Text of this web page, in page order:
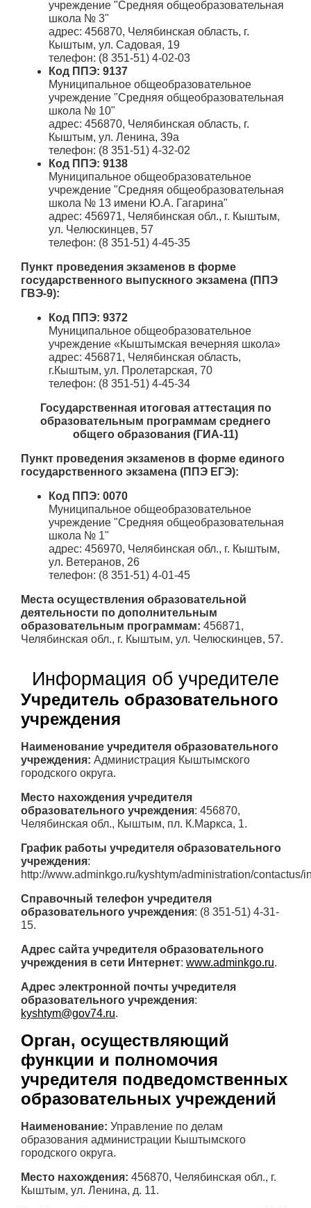
учреждение "Средняя общеобразовательная
школа № 3"
адрес: 456870, Челябинская область, г.
Кыштым, ул. Садовая, 19
телефон: (8 351-51) 4-02-03
Код ППЭ: 9137
Муниципальное общеобразовательное
учреждение "Средняя общеобразовательная
школа № 10"
адрес: 456870, Челябинская область, г.
Кыштым, ул. Ленина, 39а
телефон: (8 351-51) 4-32-02
Код ППЭ: 9138
Муниципальное общеобразовательное
учреждение "Средняя общеобразовательная
школа № 13 имени Ю.А. Гагарина"
адрес: 456971, Челябинская обл., г. Кыштым,
ул. Челюскинцев, 57
телефон: (8 351-51) 4-45-35
Пункт проведения экзаменов в форме
государственного выпускного экзамена (ППЭ
ГВЭ-9):
Код ППЭ: 9372
Муниципальное общеобразовательное
учреждение «Кыштымская вечерняя школа»
адрес: 456871, Челябинская область,
г.Кыштым, ул. Пролетарская, 70
телефон: (8 351-51) 4-45-34
Государственная итоговая аттестация по
образовательным программам среднего
общего образования (ГИА-11)
Пункт проведения экзаменов в форме единого
государственного экзамена (ППЭ ЕГЭ):
Код ППЭ: 0070
Муниципальное общеобразовательное
учреждение "Средняя общеобразовательная
школа № 1"
адрес: 456970, Челябинская обл., г. Кыштым,
ул. Ветеранов, 26
телефон: (8 351-51) 4-01-45
Места осуществления образовательной
деятельности по дополнительным
образовательным программам: 456871,
Челябинская обл., г. Кыштым, ул. Челюскинцев, 57.
Информация об учредителе
Учредитель образовательного
учреждения
Наименование учредителя образовательного
учреждения: Администрация Кыштымского
городского округа.
Место нахождения учредителя
образовательного учреждения: 456870,
Челябинская обл., Кыштым, пл. К.Маркса, 1.
График работы учредителя образовательного
учреждения:
http://www.adminkgo.ru/kyshtym/administration/contactus/
Справочный телефон учредителя
образовательного учреждения: (8 351-51) 4-31-
15.
Адрес сайта учредителя образовательного
учреждения в сети Интернет: www.adminkgo.ru.
Адрес электронной почты учредителя
образовательного учреждения:
kyshtym@gov74.ru.
Орган, осуществляющий
функции и полномочия
учредителя подведомственных
образовательных учреждений
Наименование: Управление по делам
образования администрации Кыштымского
городского округа.
Место нахождения: 456870, Челябинская обл., г.
Кыштым, ул. Ленина, д. 11.